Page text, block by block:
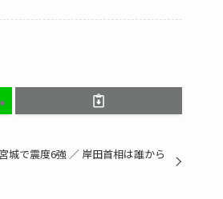
城で震度6強 ／ 岸田首相は誰から